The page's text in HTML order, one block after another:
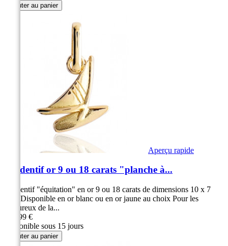
Ajouter au panier
Aperçu rapide
Pendentif or 9 ou 18 carats "planche à...
Pendentif "équitation" en or 9 ou 18 carats de dimensions 10 x 7
mm Disponible en or blanc ou en or jaune au choix Pour les
amoureux de la...
129,99 €
Disponible sous 15 jours
Ajouter au panier